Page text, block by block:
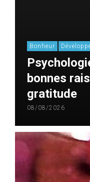
Bonheur
bonnes
gratitude
08/08/2026